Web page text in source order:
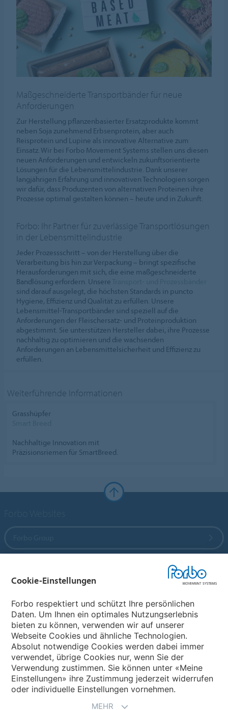
Maßgeschneiderte Transportbänder für neue
Anforderungen
Zur Herstellung pflanzenbasierter Ersatzprodukte kommt
neben Soja zunehmend Erbsenprotein, aber auch
Reisprotein und Lupine als innovative Alternative zum
Einsatz. Wir bei Forbo Movement Systems stellen uns diesen
neuen Anforderungen und entwickeln zukunftsorientierte
Lösungen für die Lebensmittelindustrie. Dank unserer
langjährigen Erfahrung und innovativen Technologien sorgen
wir dafür, dass Produzenten von alternativen Proteinen ihre
Prozesse optimal gestalten können – heute und in Zukunft.
Forbo: Ihr Partner für zuverlässige Transportlösungen
in der Lebensmittelindustrie
Jeder Prozessschritt – von der Herstellung über die
Verarbeitung bis hin zur Verpackung – bringt spezifische
Herausforderungen mit sich, die eine maßgeschneiderte
Bandlösung erfordern. Unsere
sind darauf ausgelegt, die höchsten Standards in puncto
Hygiene, Effizienz und Qualität zu erfüllen. Unsere
Lebensmittel-Transportbänder sind speziell auf die
Anforderungen der Fleischersatz- und Proteinproduktion
abgestimmt. Sie unterstützen Hersteller dabei, ihre Prozesse
nachhaltig zu optimieren und die wachsenden
Anforderungen an Lebensmittelsicherheit und Effizienz zu
erfüllen.
Weiterführende Informationen
Grasshüpfer
Nachhaltige Innovation mit
Präzisionsriemen für SmartBreed.
Wählen Sie ein Land
Wählen Sie Ihr Land
Cookie-Einstellungen
Forbo respektiert und schützt Ihre persönlichen
Daten. Um Ihnen ein optimales Nutzungserlebnis
bieten zu können, verwenden wir auf unserer
Webseite Cookies und ähnliche Technologien.
Absolut notwendige Cookies werden dabei immer
verwendet, übrige Cookies nur, wenn Sie der
Verwendung zustimmen. Sie können unter «Meine
Einstellungen» ihre Zustimmung jederzeit widerrufen
oder individuelle Einstellungen vornehmen.
MEHR